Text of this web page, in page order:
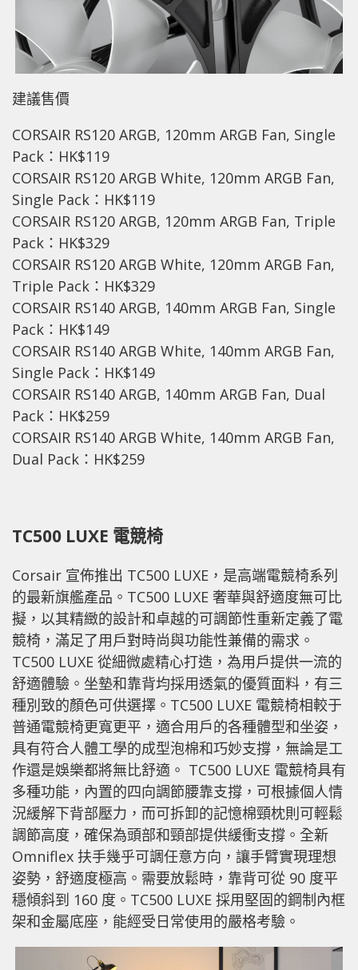
建議售價
CORSAIR RS120 ARGB, 120mm ARGB Fan, Single
Pack：HK$119
CORSAIR RS120 ARGB White, 120mm ARGB Fan,
Single Pack：HK$119
CORSAIR RS120 ARGB, 120mm ARGB Fan, Triple
Pack：HK$329
CORSAIR RS120 ARGB White, 120mm ARGB Fan,
Triple Pack：HK$329
CORSAIR RS140 ARGB, 140mm ARGB Fan, Single
Pack：HK$149
CORSAIR RS140 ARGB White, 140mm ARGB Fan,
Single Pack：HK$149
CORSAIR RS140 ARGB, 140mm ARGB Fan, Dual
Pack：HK$259
CORSAIR RS140 ARGB White, 140mm ARGB Fan,
Dual Pack：HK$259
TC500 LUXE 電競椅
Corsair 宣佈推出 TC500 LUXE，是高端電競椅系列
的最新旗艦產品。TC500 LUXE 奢華與舒適度無可比
擬，以其精緻的設計和卓越的可調節性重新定義了電
競椅，滿足了用戶對時尚與功能性兼備的需求。
TC500 LUXE 從細微處精心打造，為用戶提供一流的
舒適體驗。坐墊和靠背均採用透氣的優質面料，有三
種別致的顏色可供選擇。TC500 LUXE 電競椅相較于
普通電競椅更寬更平，適合用戶的各種體型和坐姿，
具有符合人體工學的成型泡棉和巧妙支撐，無論是工
作還是娛樂都將無比舒適。 TC500 LUXE 電競椅具有
多種功能，內置的四向調節腰靠支撐，可根據個人情
況緩解下背部壓力，而可拆卸的記憶棉頸枕則可輕鬆
調節高度，確保為頭部和頸部提供緩衝支撐。全新
Omniflex 扶手幾乎可調任意方向，讓手臂實現理想
姿勢，舒適度極高。需要放鬆時，靠背可從 90 度平
穩傾斜到 160 度。TC500 LUXE 採用堅固的鋼制內框
架和金屬底座，能經受日常使用的嚴格考驗。